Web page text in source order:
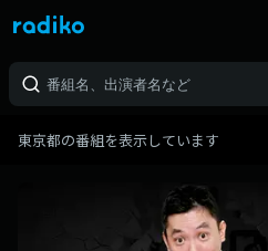
東京都の番組を表示しています